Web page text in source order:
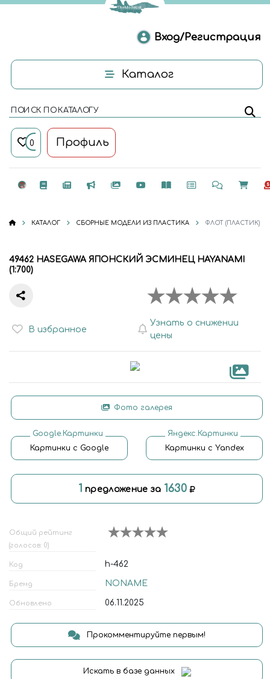
Вход/Регистрация
Каталог
ПОИСК ПО КАТАЛОГУ
0 Профиль
КАТАЛОГ СБОРНЫЕ МОДЕЛИ ИЗ ПЛАСТИКА ФЛОТ (ПЛАСТИК)
49462 HASEGAWA ЯПОНСКИЙ ЭСМИНЕЦ HAYANAMI
(1:700)
В избранное
Узнать о снижении
цены
Фото галерея
Google.Картинки
Картинки с Google
Яндекс.Картинки
Картинки с Yandex
1 предложение за 1630
Общий рейтинг
(голосов: 0)
Код h-462
Бренд NONAME
Обновлено 06.11.2025
Прокомментируйте первым!
Искать в базе данных